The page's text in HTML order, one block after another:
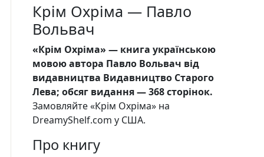
Крім Охріма — Павло
Вольвач
«Крім Охріма» — книга українською
мовою автора Павло Вольвач від
видавництва Видавництво Старого
Лева; обсяг видання — 368 сторінок.
Замовляйте «Крім Охріма» на
DreamyShelf.com у США.
Про книгу